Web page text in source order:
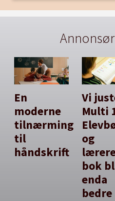
En
moderne
tilnærming
til
håndskrift
Vi
Multi
og
bok
enda
bedre